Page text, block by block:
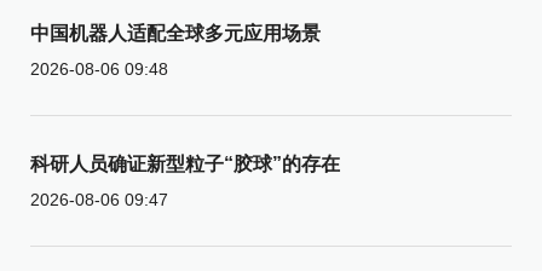
中国机器人适配全球多元应用场景
2026-08-06 09:48
科研人员确证新型粒子“胶球”的存在
2026-08-06 09:47